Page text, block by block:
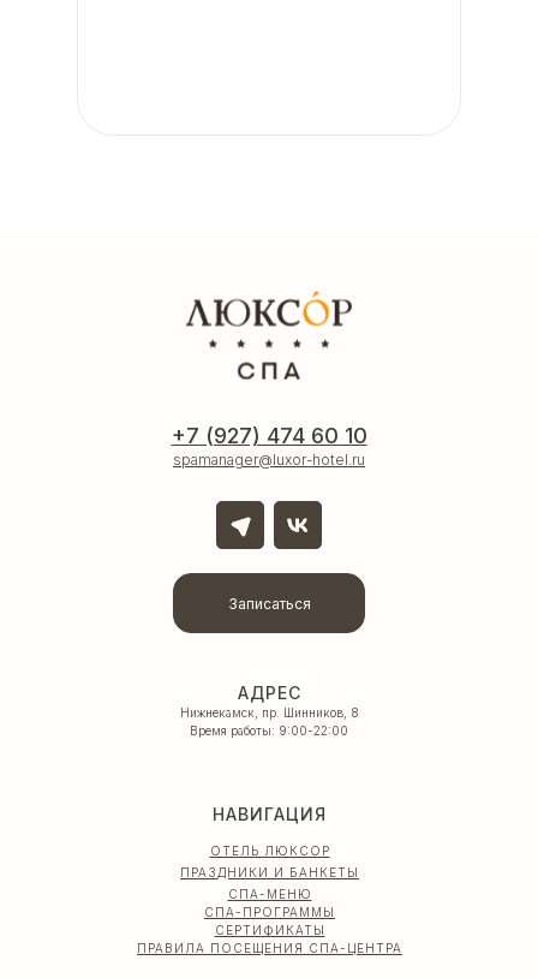
ОТЕЛЬ ЛЮКСОР
ПРАЗДНИКИ И БАНКЕТЫ
СПА-МЕНЮ
СПА-ПРОГРАММЫ
СЕРТИФИКАТЫ
ПРАВИЛА ПОСЕЩЕНИЯ СПА-ЦЕНТРА
НАВИГАЦИЯ
+7 (927) 474 60 10
spamanager@luxor-hotel.ru
АДРЕС
Нижнекамск, пр. Шинников, 8
Время работы: 9:00-22:00
Записаться